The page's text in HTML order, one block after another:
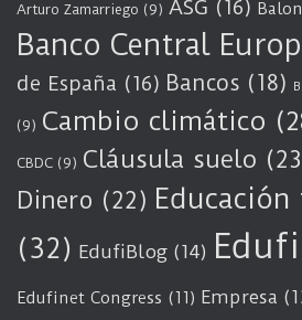
Arturo Zamarriego (9) ASG (16)
Banco Central
de España (16) Bancos (18)
(9) Cambio climático
CBDC (9) Cláusula suelo
Dinero (22)
(32) EdufiBlog (14)
Edufinet Congress (11) Empresa